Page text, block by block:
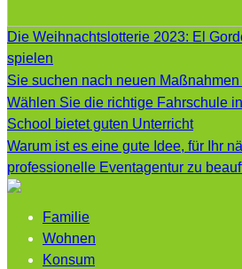
Die Weihnachtslotterie 2023: El
spielen
Sie suchen nach neuen
Wählen Sie die richtige Fahrschule
School bietet guten Unterricht
Warum ist es eine gute Idee, für Ihr
professionelle Eventagentur zu
Familie
Wohnen
Konsum